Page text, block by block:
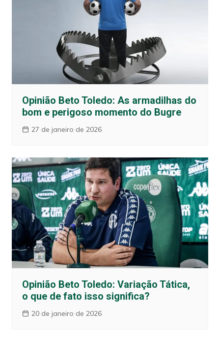
Opinião Beto Toledo: As armadilhas do
bom e perigoso momento do Bugre
27 de janeiro de 2026
Opinião Beto Toledo: Variação Tática,
o que de fato isso significa?
20 de janeiro de 2026